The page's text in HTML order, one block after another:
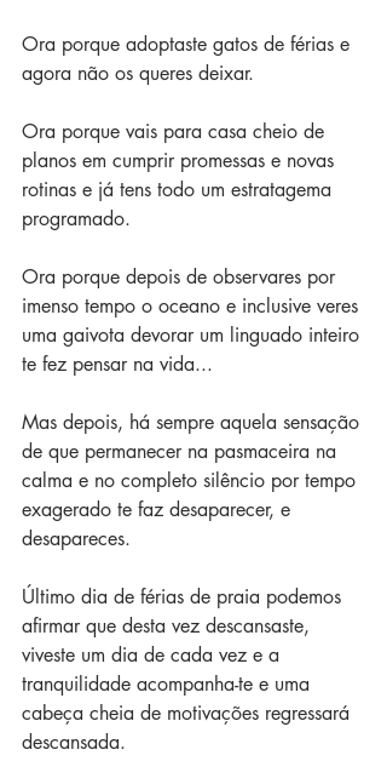
Ora porque adoptaste gatos de férias e
agora não os queres deixar.
Ora porque vais para casa cheio de
planos em cumprir promessas e novas
rotinas e já tens todo um estratagema
programado.
Ora porque depois de observares por
imenso tempo o oceano e inclusive veres
uma gaivota devorar um linguado inteiro
te fez pensar na vida...
Mas depois, há sempre aquela sensação
de que permanecer na pasmaceira na
calma e no completo silêncio por tempo
exagerado te faz desaparecer, e
desapareces.
Último dia de férias de praia podemos
afirmar que desta vez descansaste,
viveste um dia de cada vez e a
tranquilidade acompanha-te e uma
cabeça cheia de motivações regressará
descansada.